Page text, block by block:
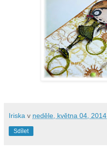
Iriska v neděle, května 04, 2014
Sdílet